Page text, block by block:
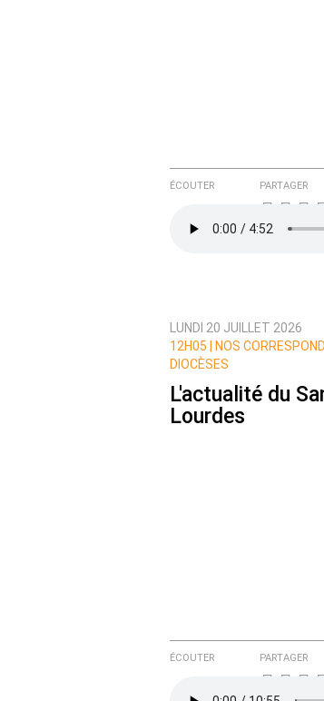
Prévenez-moi de
ÉCOUTER PARTAGER
LUNDI 20 JUILLET 2026
12H05 |
NOS
DIOCÈSES
L'actualité du
Lourdes
ÉCOUTER PARTAGER